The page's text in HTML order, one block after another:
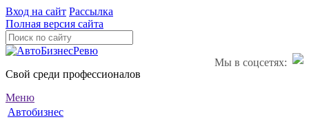
Вход на сайт Рассылка
Полная версия сайта
Мы в соцсетях:
Свой среди профессионалов
Меню
Автобизнес